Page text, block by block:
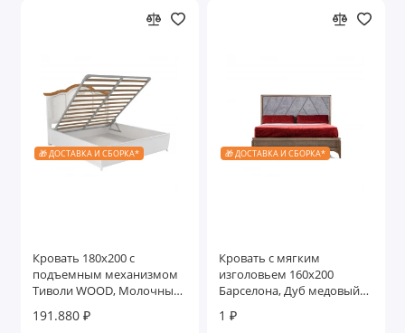
🎁 ДОСТАВКА И СБОРКА*
Кровать 180x200 с
подъемным механизмом
Тиволи WOOD, Молочный/
191.880 ₽
🎁 ДОСТАВКА И СБОРКА*
Кровать с мягким
изголовьем 160x200
Барселона, Дуб медовый/
1 ₽